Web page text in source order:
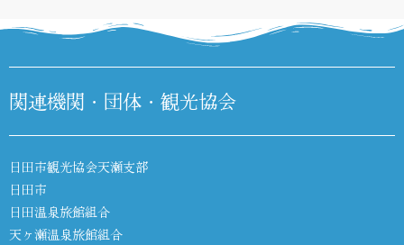
関連機関・団体・観光協会
日田市観光協会天瀬支部
日田市
日田温泉旅館組合
天ヶ瀬温泉旅館組合